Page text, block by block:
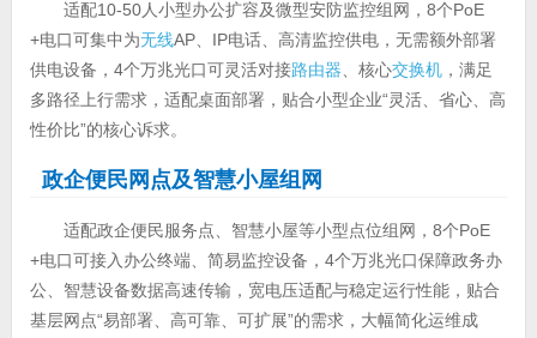
适配10-50人小型办公扩容及微型安防监控组网，8个PoE
+电口可集中为无线AP、IP电话、高清监控供电，无需额外部署
供电设备，4个万兆光口可灵活对接路由器 、核心交换机，满足
多路径上行需求，适配桌面部署，贴合小型企业“灵活、省心、高
性价比”的核心诉求。
政企便民网点及智慧小屋组网
适配政企便民服务点、智慧小屋等小型点位组网，8个PoE
+电口可接入办公终端、简易监控设备，4个万兆光口保障政务办
公、智慧设备数据高速传输，宽电压适配与稳定运行性能，贴合
基层网点“易部署、高可靠、可扩展”的需求，大幅简化运维成